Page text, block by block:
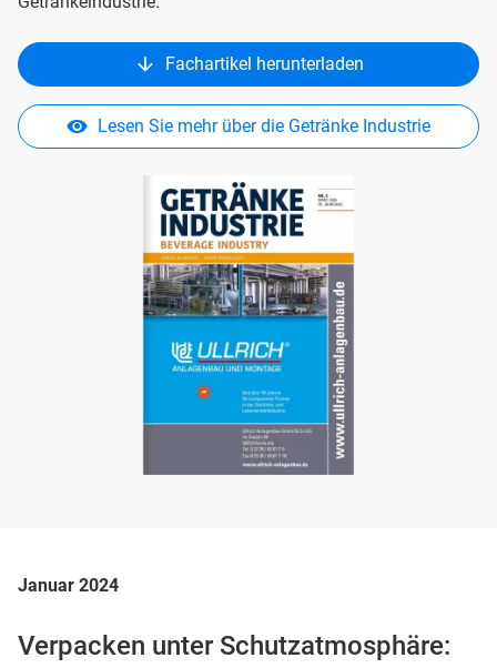
Fachartikel herunterladen
Lesen Sie mehr über die Getränke Industrie
Januar 2024
Verpacken unter Schutzatmosphäre: